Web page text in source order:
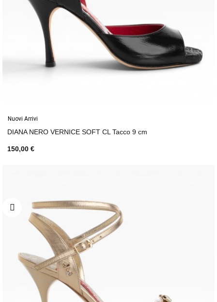
Nuovi Arrivi
DIANA NERO VERNICE SOFT CL Tacco 9 cm
150,00 €